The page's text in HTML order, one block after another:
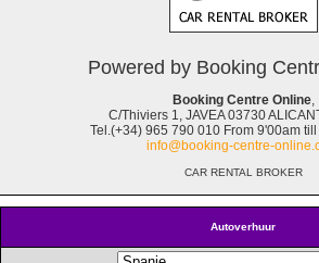
Autoverhuur
Powered by Booking
Booking Centre Online,
C/Thiviers 1, JAVEA 03730
Tel.(+34) 965 790 010 From 9'00am
info@booking-centre-
CAR RENTAL BROKER